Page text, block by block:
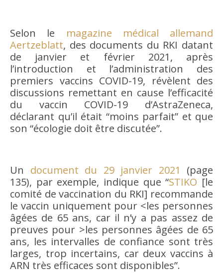
Selon le magazine médical allemand
Aertzeblatt, des documents du RKI datant
de janvier et février 2021, après
l’introduction et l’administration des
premiers vaccins COVID-19, révèlent des
discussions remettant en cause l’efficacité
du vaccin COVID-19 d’AstraZeneca,
déclarant qu’il était “moins parfait” et que
son “écologie doit être discutée”.
Un document du 29 janvier 2021
(page
135), par exemple, indique que “STIKO [le
comité de vaccination du RKI] recommande
le vaccin uniquement pour <les personnes
âgées de 65 ans, car il n’y a pas assez de
preuves pour >les personnes âgées de 65
ans, les intervalles de confiance sont très
larges, trop incertains, car deux vaccins à
ARN très efficaces sont disponibles”.